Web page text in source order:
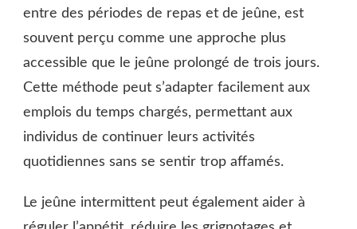
entre des périodes de repas et de jeûne, est
souvent perçu comme une approche plus
accessible que le jeûne prolongé de trois jours.
Cette méthode peut s’adapter facilement aux
emplois du temps chargés, permettant aux
individus de continuer leurs activités
quotidiennes sans se sentir trop affamés.
Le jeûne intermittent peut également aider à